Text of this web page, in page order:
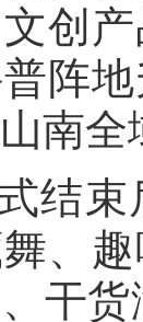
文创
阵
南
结
、
干